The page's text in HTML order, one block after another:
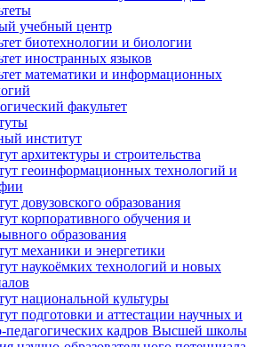
учебный центр
биотехнологии и биологии
иностранных языков
математики и информационных
факультет
институт
архитектуры и строительства
геоинформационных технологий и
довузовского образования
корпоративного обучения и
образования
механики и энергетики
наукоёмких технологий и новых
национальной культуры
подготовки и аттестации научных и
педагогических кадров Высшей школы